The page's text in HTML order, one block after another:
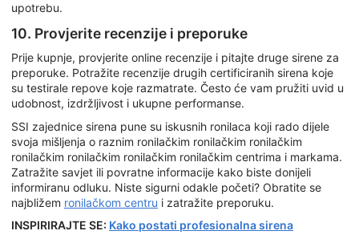
upotrebu.
10. Provjerite recenzije i preporuke
Prije kupnje, provjerite online recenzije i pitajte druge sirene za
preporuke. Potražite recenzije drugih certificiranih sirena koje
su testirale repove koje razmatrate. Često će vam pružiti uvid u
udobnost, izdržljivost i ukupne performanse.
SSI zajednice sirena pune su iskusnih ronilaca koji rado dijele
svoja mišljenja o raznim ronilačkim ronilačkim ronilačkim
ronilačkim ronilačkim ronilačkim ronilačkim centrima i markama.
Zatražite savjet ili povratne informacije kako biste donijeli
informiranu odluku. Niste sigurni odakle početi? Obratite se
najbližem ronilačkom centru i zatražite preporuku.
INSPIRIRAJTE SE: Kako postati profesionalna sirena